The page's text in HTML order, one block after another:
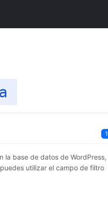
1
la base de datos de WordPress,
utilizar el campo de filtro